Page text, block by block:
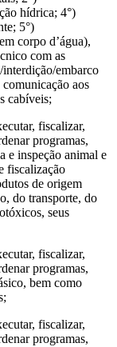
hídrica; 4°)
5°)
corpo d’água),
com as
embarco
aos
cabíveis;
fiscalizar,
programas,
e inspeção animal e
fiscalização
de origem
do transporte, do
seus
fiscalizar,
programas,
bem como
fiscalizar,
programas,